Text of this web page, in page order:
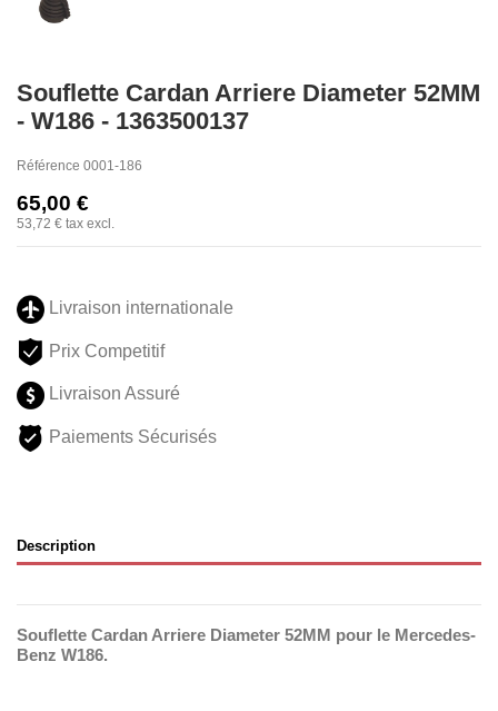
Souflette Cardan Arriere Diameter 52MM
- W186 - 1363500137
Référence 0001-186
65,00 €
53,72 € tax excl.
Livraison internationale
Prix Competitif
Livraison Assuré
Paiements Sécurisés
Description
Souflette Cardan Arriere Diameter 52MM pour le Mercedes-
Benz W186.